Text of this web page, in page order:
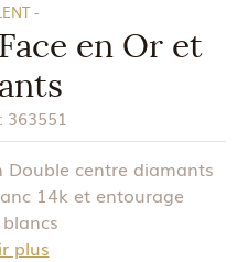
-
en Or et
363551
Double centre diamants
14k et entourage
plus